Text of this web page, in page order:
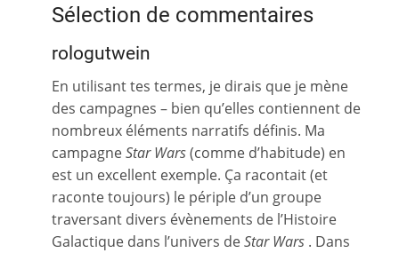
Sélection de commentaires
rologutwein
En utilisant tes termes, je dirais que je mène
des campagnes – bien qu’elles contiennent de
nombreux éléments narratifs définis. Ma
campagneStar Wars(comme d’habitude) en
est un excellent exemple. Ça racontait (et
raconte toujours) le périple d’un groupe
traversant divers évènements de l’Histoire
Galactique dans l’univers deStar Wars . Dans